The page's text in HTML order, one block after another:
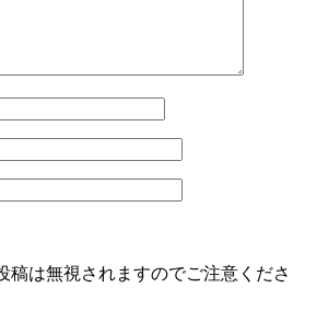
稿は無視されますのでご注意くださ